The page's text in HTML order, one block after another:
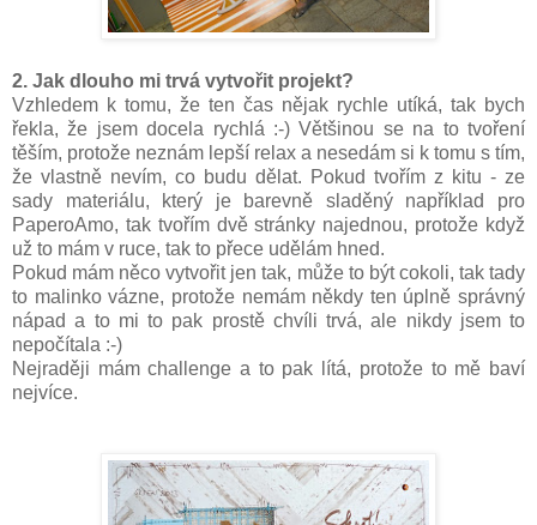
2. Jak dlouho mi trvá vytvořit projekt?
Vzhledem k tomu, že ten čas nějak rychle utíká, tak bych
řekla, že jsem docela rychlá :-) Většinou se na to tvoření
těším, protože neznám lepší relax a nesedám si k tomu s tím,
že vlastně nevím, co budu dělat. Pokud tvořím z kitu - ze
sady materiálu, který je barevně sladěný například pro
PaperoAmo, tak tvořím dvě stránky najednou, protože když
už to mám v ruce, tak to přece udělám hned.
Pokud mám něco vytvořit jen tak, může to být cokoli, tak tady
to malinko vázne, protože nemám někdy ten úplně správný
nápad a to mi to pak prostě chvíli trvá, ale nikdy jsem to
nepočítala :-)
Nejraději mám challenge a to pak lítá, protože to mě baví
nejvíce.